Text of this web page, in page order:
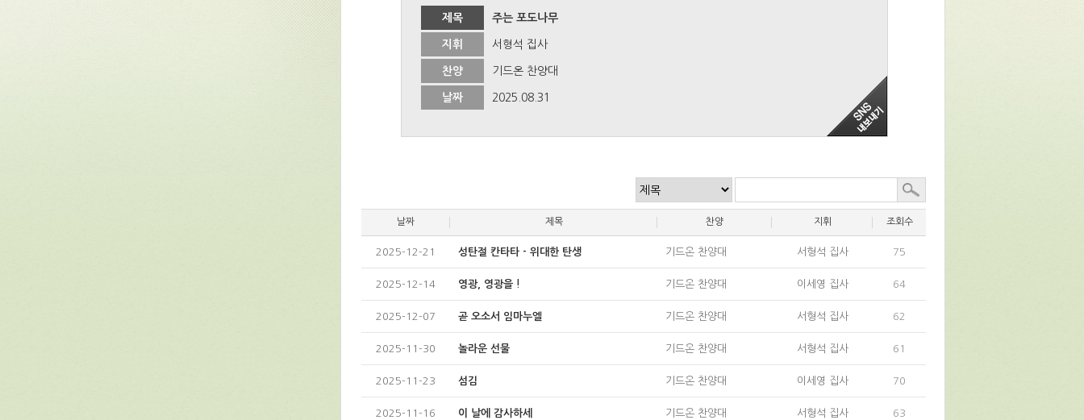
제목 주는 포도나무
지휘 서형석 집사
찬양 기드온 찬양대
날짜 2025.08.31
날짜 제목 찬양 지휘 조회수
2025-12-21 성탄절 칸타타 - 위대한 탄생 기드온 찬양대 서형석 집사 75
2025-12-14 영광, 영광을 ! 기드온 찬양대 이세영 집사 64
2025-12-07 곧 오소서 임마누엘 기드온 찬양대 서형석 집사 62
2025-11-30 놀라운 선물 기드온 찬양대 서형석 집사 61
2025-11-23 섬김 기드온 찬양대 이세영 집사 70
2025-11-16 이 날에 감사하세 기드온 찬양대 서형석 집사 63